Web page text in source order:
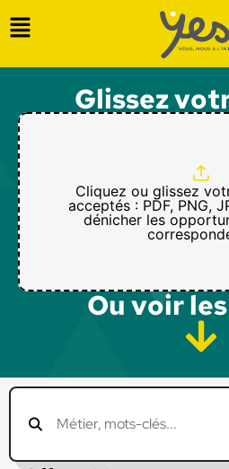
Glissez
Cliquez ou glissez
acceptés : PDF, PNG,
dénicher les
Ou voir